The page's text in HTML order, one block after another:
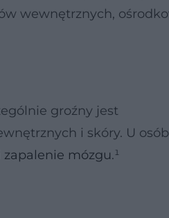
wewnętrznych,
groźny jest
i skóry. U
zapalenie mózgu.¹